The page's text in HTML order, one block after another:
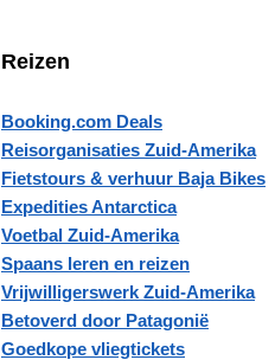
Reizen
Booking.com Deals
Reisorganisaties Zuid-Amerika
Fietstours & verhuur Baja Bikes
Expedities Antarctica
Voetbal Zuid-Amerika
Spaans leren en reizen
Vrijwilligerswerk Zuid-Amerika
Betoverd door Patagonië
Goedkope vliegtickets